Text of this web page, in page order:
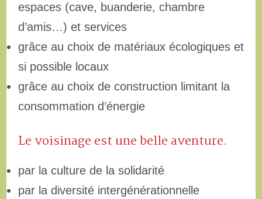
espaces (cave, buanderie, chambre
d’amis…) et services
grâce au choix de matériaux écologiques et
si possible locaux
grâce au choix de construction limitant la
consommation d’énergie
Le voisinage est une belle aventure.
par la culture de la solidarité
par la diversité intergénérationnelle